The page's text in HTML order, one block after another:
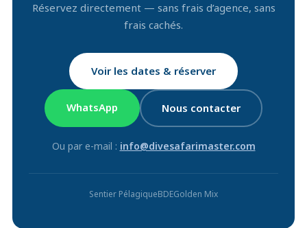
Réservez directement — sans frais d’agence, sans
frais cachés.
Voir les dates & réserver
WhatsApp Nous contacter
Ou par e-mail : info@divesafarimaster.com
Sentier PélagiqueBDEGolden Mix